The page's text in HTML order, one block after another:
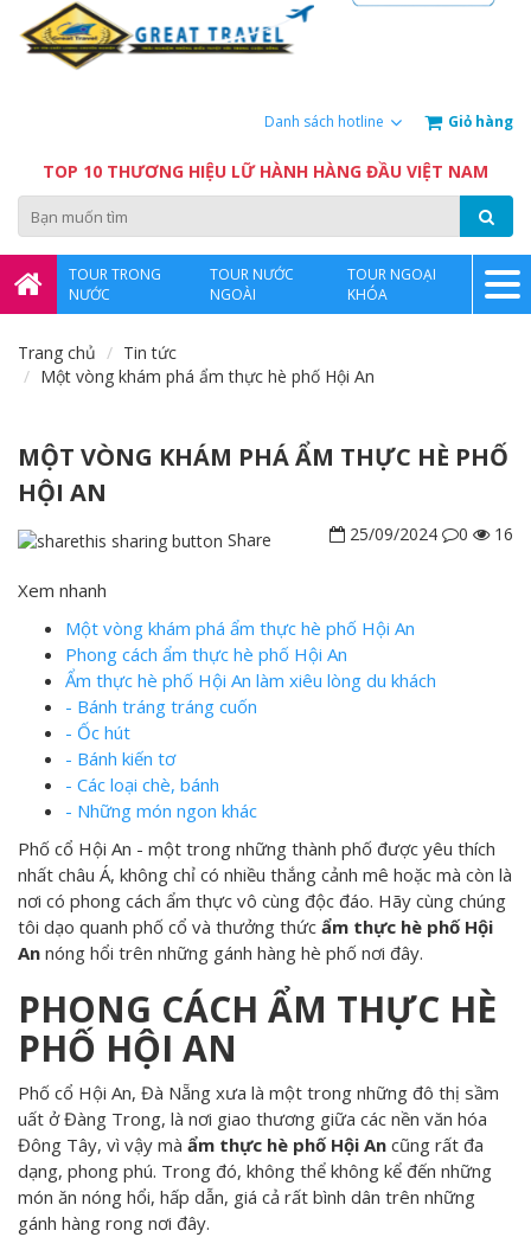
Danh sách hotline Giỏ hàng
TOP 10 THƯƠNG HIỆU LỮ HÀNH HÀNG ĐẦU VIỆT NAM
TOUR TRONG
NƯỚC
TOUR NƯỚC
NGOÀI
TOUR NGOẠI
KHÓA
Trang chủ
Tin tức
Một vòng khám phá ẩm thực hè phố Hội An
MỘT VÒNG KHÁM PHÁ ẨM THỰC HÈ PHỐ
HỘI AN
25/09/2024 0 16
Share
Xem nhanh
Một vòng khám phá ẩm thực hè phố Hội An
Phong cách ẩm thực hè phố Hội An
Ẩm thực hè phố Hội An làm xiêu lòng du khách
- Bánh tráng tráng cuốn
- Ốc hút
- Bánh kiến tơ
- Các loại chè, bánh
- Những món ngon khác
Phố cổ Hội An - một trong những thành phố được yêu thích
nhất châu Á, không chỉ có nhiều thắng cảnh mê hoặc mà còn là
nơi có phong cách ẩm thực vô cùng độc đáo. Hãy cùng chúng
tôi dạo quanh phố cổ và thưởng thức ẩm thực hè phố Hội
An nóng hổi trên những gánh hàng hè phố nơi đây.
PHONG CÁCH ẨM THỰC HÈ
PHỐ HỘI AN
Phố cổ Hội An, Đà Nẵng xưa là một trong những đô thị sầm
uất ở Đàng Trong, là nơi giao thương giữa các nền văn hóa
Đông Tây, vì vậy mà ẩm thực hè phố Hội An cũng rất đa
dạng, phong phú. Trong đó, không thể không kể đến những
món ăn nóng hổi, hấp dẫn, giá cả rất bình dân trên những
gánh hàng rong nơi đây.